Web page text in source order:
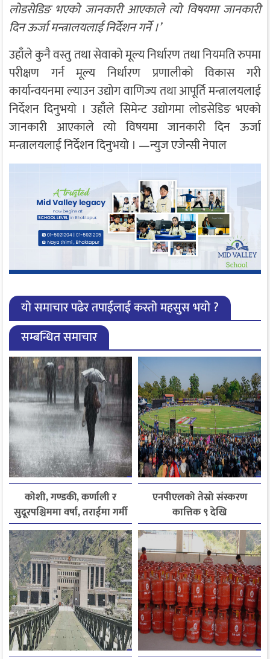
लोडसेडिङ भएको जानकारी आएकाले त्यो विषयमा जानकारी
दिन ऊर्जा मन्त्रालयलाई निर्देशन गर्ने ।’
उहाँले कुनै वस्तु तथा सेवाको मूल्य निर्धारण तथा नियमति रुपमा
परीक्षण गर्न मूल्य निर्धारण प्रणालीको विकास गरी
कार्यान्वयनमा ल्याउन उद्योग वाणिज्य तथा आपूर्ति मन्त्रालयलाई
निर्देशन दिनुभयो । उहाँले सिमेन्ट उद्योगमा लोडसेडिङ भएको
जानकारी आएकाले त्यो विषयमा जानकारी दिन ऊर्जा
मन्त्रालयलाई निर्देशन दिनुभयो । —न्युज एजेन्सी नेपाल
यो समाचार पढेर तपाईलाई कस्तो महसुस भयो ?
सम्बन्धित समाचार
कोशी, गण्डकी, कर्णाली र
सुदूरपश्चिममा वर्षा, तराईमा गर्मी
बढ्ने अनुमान
एनपीएलको तेस्रो संस्करण
कात्तिक ९ देखि